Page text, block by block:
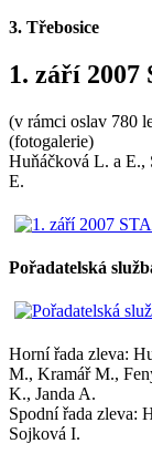
3. Třebosice
1. září
(v rámci oslav 780
(fotogalerie)
Huňáčková L. a E.,
E.
Pořadatelská
Horní řada zleva:
M., Kramář M.,
K., Janda A.
Spodní řada zleva:
Sojková I.